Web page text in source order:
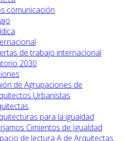
comunicación
de trabajo internacional
2030
de Agrupaciones de
Urbanistas
para la igualdad
Cimientos de Igualdad
de lectura A de Arquitectas